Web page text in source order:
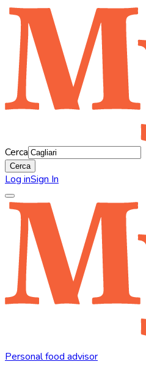
Cerca
Cerca
Log inSign In
Personal food advisor